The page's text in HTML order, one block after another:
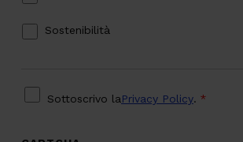
Sostenibilità
PRIVACY
Sottoscrivo laPrivacy Policy. *